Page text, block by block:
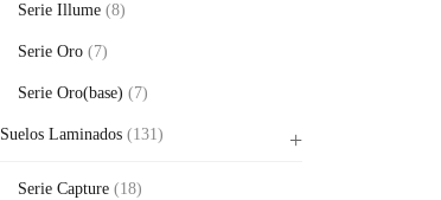
Serie Illume (8)
Serie Oro (7)
Serie Oro(base) (7)
Suelos Laminados (131)
Serie Capture (18)